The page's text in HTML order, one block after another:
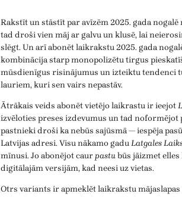
Rakstīt un stāstīt par avīzēm 2025. gada
tad droši vien māj ar galvu un klusē, lai
slēgt. Un arī abonēt laikrakstu 2025. gada
kombinācija starp monopolizētu tirgus
mūsdienīgus risinājumus un izteiktu tendenci
lauriem, kuri sen vairs nepastāv.
Ātrākais veids abonēt vietējo laikrastu ir ieejot
izvēloties preses izdevumus un tad noformējot
pastnieki droši ka nebūs sajūsmā — iespēja
Latvijas adresi. Visu nākamo gaduLatgales
mīnusi. Jo abonējot caurpastubūs jāizmet
digitālajām versijām, kad neesi uz vietas.
Otrs variants ir apmeklēt laikrakstu